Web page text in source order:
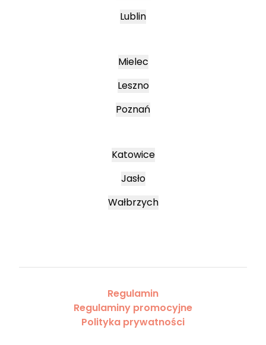
Lublin
Mielec
Leszno
Poznań
Katowice
Jasło
Wałbrzych
Regulamin
Regulaminy promocyjne
Polityka prywatności